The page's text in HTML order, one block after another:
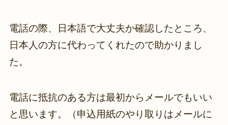
電話の際、日本語で大丈夫か確認したところ、
日本人の方に代わってくれたので助かりまし
た。
電話に抵抗のある方は最初からメールでもいい
と思います。（申込用紙のやり取りはメールに